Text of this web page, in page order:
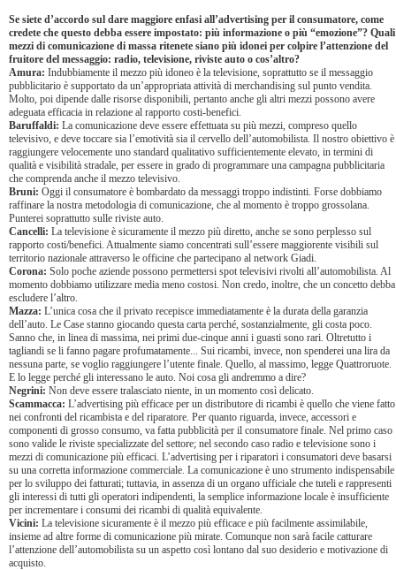
Se siete d’accordo sul dare maggiore enfasi all’advertising per il consumatore, come
credete che questo debba essere impostato: più informazione o più “emozione”? Quali
mezzi di comunicazione di massa ritenete siano più idonei per colpire l’attenzione del
fruitore del messaggio: radio, televisione, riviste auto o cos’altro?
Amura: Indubbiamente il mezzo più idoneo è la televisione, soprattutto se il messaggio
pubblicitario è supportato da un’appropriata attività di merchandising sul punto vendita.
Molto, poi dipende dalle risorse disponibili, pertanto anche gli altri mezzi possono avere
adeguata efficacia in relazione al rapporto costi-benefici.
Baruffaldi: La comunicazione deve essere effettuata su più mezzi, compreso quello
televisivo, e deve toccare sia l’emotività sia il cervello dell’automobilista. Il nostro obiettivo è
raggiungere velocemente uno standard qualitativo sufficientemente elevato, in termini di
qualità e visibilità stradale, per essere in grado di programmare una campagna pubblicitaria
che comprenda anche il mezzo televisivo.
Bruni: Oggi il consumatore è bombardato da messaggi troppo indistinti. Forse dobbiamo
raffinare la nostra metodologia di comunicazione, che al momento è troppo grossolana.
Punterei soprattutto sulle riviste auto.
Cancelli: La televisione è sicuramente il mezzo più diretto, anche se sono perplesso sul
rapporto costi/benefici. Attualmente siamo concentrati sull’essere maggiorente visibili sul
territorio nazionale attraverso le officine che partecipano al network Giadi.
Corona: Solo poche aziende possono permettersi spot televisivi rivolti all’automobilista. Al
momento dobbiamo utilizzare media meno costosi. Non credo, inoltre, che un concetto debba
escludere l’altro.
Mazza: L’unica cosa che il privato recepisce immediatamente è la durata della garanzia
dell’auto. Le Case stanno giocando questa carta perché, sostanzialmente, gli costa poco.
Sanno che, in linea di massima, nei primi due-cinque anni i guasti sono rari. Oltretutto i
tagliandi se li fanno pagare profumatamente... Sui ricambi, invece, non spenderei una lira da
nessuna parte, se voglio raggiungere l’utente finale. Quello, al massimo, legge Quattroruote.
E lo legge perché gli interessano le auto. Noi cosa gli andremmo a dire?
Negrini: Non deve essere tralasciato niente, in un momento così delicato.
Scammacca: L’advertising più efficace per un distributore di ricambi è quello che viene fatto
nei confronti del ricambista e del riparatore. Per quanto riguarda, invece, accessori e
componenti di grosso consumo, va fatta pubblicità per il consumatore finale. Nel primo caso
sono valide le riviste specializzate del settore; nel secondo caso radio e televisione sono i
mezzi di comunicazione più efficaci. L’advertising per i riparatori i consumatori deve basarsi
su una corretta informazione commerciale. La comunicazione è uno strumento indispensabile
per lo sviluppo dei fatturati; tuttavia, in assenza di un organo ufficiale che tuteli e rappresenti
gli interessi di tutti gli operatori indipendenti, la semplice informazione locale è insufficiente
per incrementare i consumi dei ricambi di qualità equivalente.
Vicini: La televisione sicuramente è il mezzo più efficace e più facilmente assimilabile,
insieme ad altre forme di comunicazione più mirate. Comunque non sarà facile catturare
l’attenzione dell’automobilista su un aspetto così lontano dal suo desiderio e motivazione di
acquisto.